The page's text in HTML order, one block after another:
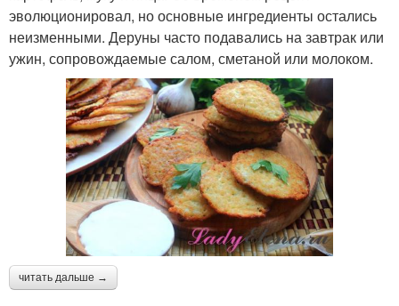
эволюционировал, но основные ингредиенты остались
неизменными. Деруны часто подавались на завтрак или
ужин, сопровождаемые салом, сметаной или молоком.
читать дальше →